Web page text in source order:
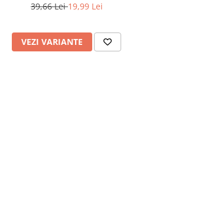
39,66 Lei19,99 Lei
VEZI VARIANTE